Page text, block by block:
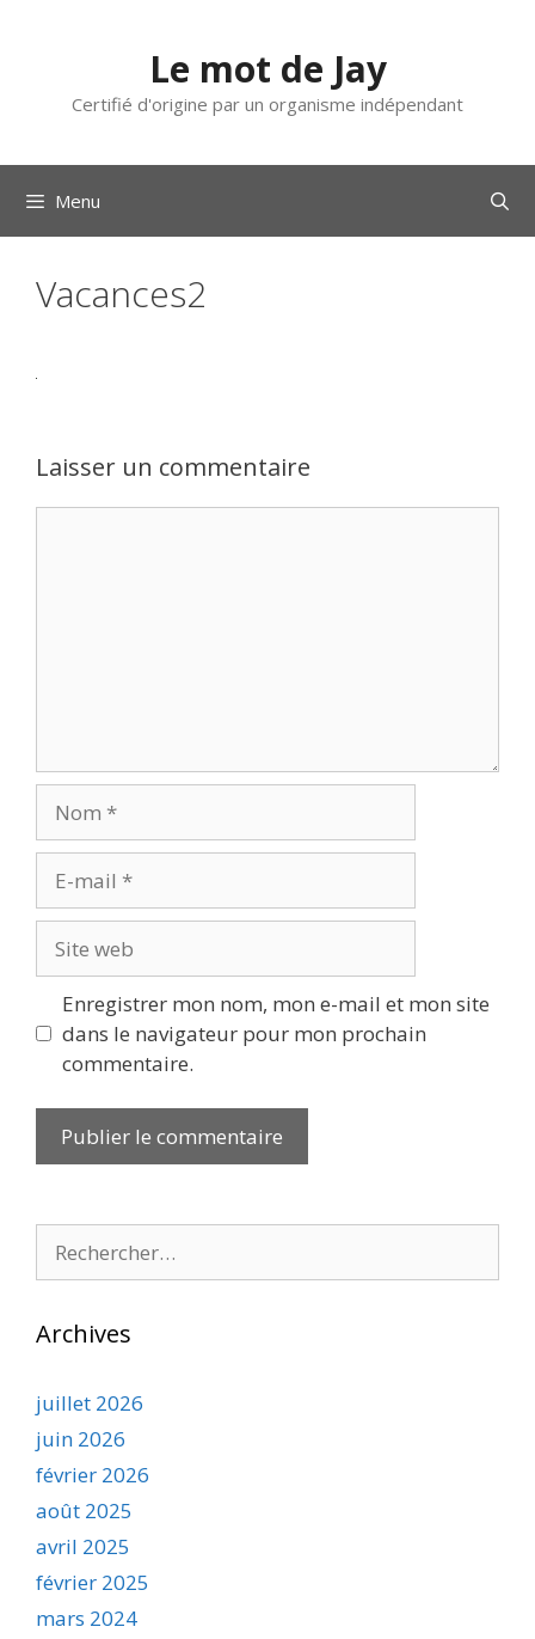
Le mot de Jay
Certifié d'origine par un organisme indépendant
Menu
Vacances2
Laisser un commentaire
mail
web
Enregistrer mon nom, mon e-mail et mon site
dans le navigateur pour mon prochain
commentaire.
Archives
juillet 2026
juin 2026
février 2026
août 2025
avril 2025
février 2025
mars 2024